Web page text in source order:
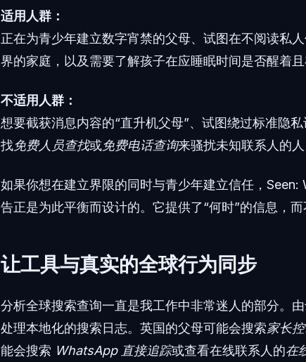
适用人群：
正在为青少年建立数字宵禁的父母、试图在不阅读私
界的家庭，以及需要了解孩子在应睡眠时间是否醒着且
不适用人群：
想要截获消息内容的“直升机父母”、试图绕过标准隐
找免费人员查找或免费电话查询来骚扰未知联系人的人
如果你想在建立界限的同时与青少年建立信任，
告正是为此平衡而设计的。它提供了“何时”的信息，而
让工具与真实的全球行为同步
分析全球搜索查询一直是我工作中非常迷人的部分。
处理本地化的搜索日志。英国的父母可能会搜索家长
能会搜索 WhatsApp 直接追踪或查看在线联系人的在